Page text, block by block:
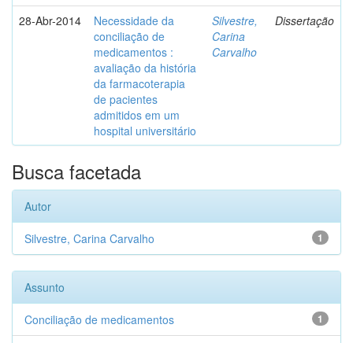
28-Abr-2014
Necessidade da
conciliação de
medicamentos :
avaliação da história
da farmacoterapia
de pacientes
admitidos em um
hospital universitário
Silvestre,
Carina
Carvalho
Dissertação
Busca facetada
Autor
1
Silvestre, Carina Carvalho
Assunto
1
Conciliação de medicamentos